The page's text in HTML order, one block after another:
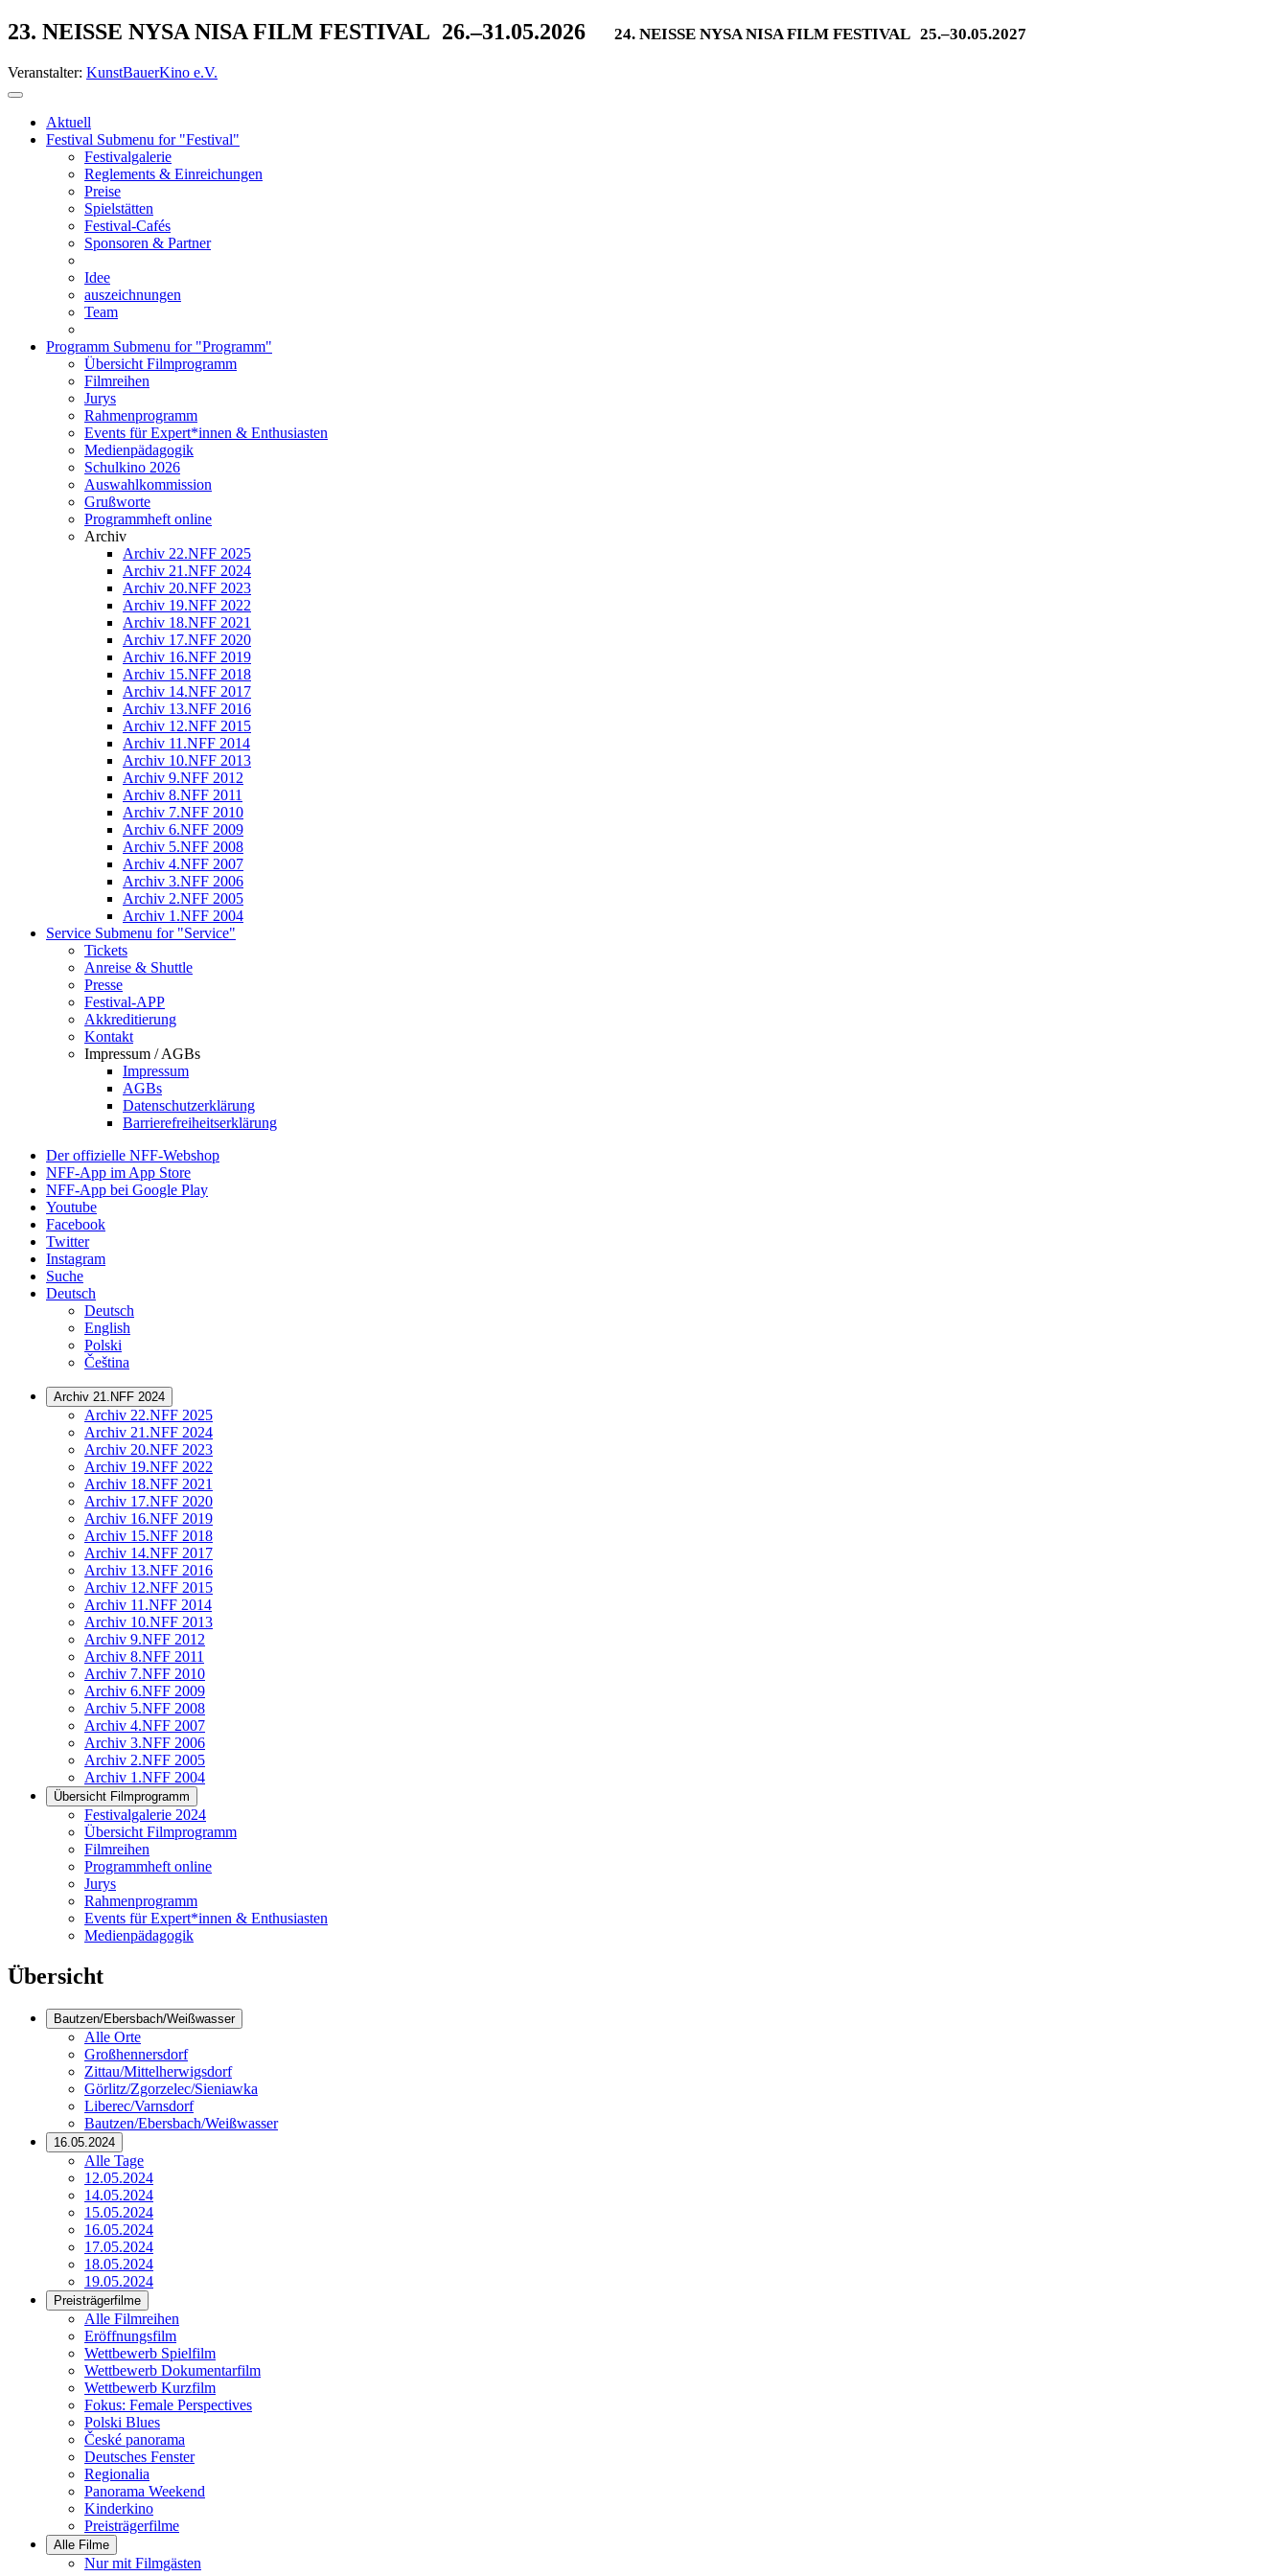
23. NEISSE NYSA NISA FILM FESTIVAL 26.–31.05.2026 24. NEISSE NYSA NISA FILM FESTIVAL 25.–30.05.2027
Veranstalter: KunstBauerKino e.V.
Aktuell
Festival Submenu for "Festival"
Festivalgalerie
Reglements & Einreichungen
Preise
Spielstätten
Festival-Cafés
Sponsoren & Partner
Idee
auszeichnungen
Team
Programm Submenu for "Programm"
Übersicht Filmprogramm
Filmreihen
Jurys
Rahmenprogramm
Events für Expert*innen & Enthusiasten
Medienpädagogik
Schulkino 2026
Auswahlkommission
Grußworte
Programmheft online
Archiv
Archiv 22.NFF 2025
Archiv 21.NFF 2024
Archiv 20.NFF 2023
Archiv 19.NFF 2022
Archiv 18.NFF 2021
Archiv 17.NFF 2020
Archiv 16.NFF 2019
Archiv 15.NFF 2018
Archiv 14.NFF 2017
Archiv 13.NFF 2016
Archiv 12.NFF 2015
Archiv 11.NFF 2014
Archiv 10.NFF 2013
Archiv 9.NFF 2012
Archiv 8.NFF 2011
Archiv 7.NFF 2010
Archiv 6.NFF 2009
Archiv 5.NFF 2008
Archiv 4.NFF 2007
Archiv 3.NFF 2006
Archiv 2.NFF 2005
Archiv 1.NFF 2004
Service Submenu for "Service"
Tickets
Anreise & Shuttle
Presse
Festival-APP
Akkreditierung
Kontakt
Impressum / AGBs
Impressum
AGBs
Datenschutzerklärung
Barrierefreiheitserklärung
Der offizielle NFF-Webshop
NFF-App im App Store
NFF-App bei Google Play
Youtube
Facebook
Twitter
Instagram
Suche
Deutsch
Deutsch
English
Polski
Čeština
Archiv 21.NFF 2024
Archiv 22.NFF 2025
Archiv 21.NFF 2024
Archiv 20.NFF 2023
Archiv 19.NFF 2022
Archiv 18.NFF 2021
Archiv 17.NFF 2020
Archiv 16.NFF 2019
Archiv 15.NFF 2018
Archiv 14.NFF 2017
Archiv 13.NFF 2016
Archiv 12.NFF 2015
Archiv 11.NFF 2014
Archiv 10.NFF 2013
Archiv 9.NFF 2012
Archiv 8.NFF 2011
Archiv 7.NFF 2010
Archiv 6.NFF 2009
Archiv 5.NFF 2008
Archiv 4.NFF 2007
Archiv 3.NFF 2006
Archiv 2.NFF 2005
Archiv 1.NFF 2004
Übersicht Filmprogramm
Festivalgalerie 2024
Übersicht Filmprogramm
Filmreihen
Programmheft online
Jurys
Rahmenprogramm
Events für Expert*innen & Enthusiasten
Medienpädagogik
Übersicht
Bautzen/Ebersbach/Weißwasser
Alle Orte
Großhennersdorf
Zittau/Mittelherwigsdorf
Görlitz/Zgorzelec/Sieniawka
Liberec/Varnsdorf
Bautzen/Ebersbach/Weißwasser
16.05.2024
Alle Tage
12.05.2024
14.05.2024
15.05.2024
16.05.2024
17.05.2024
18.05.2024
19.05.2024
Preisträgerfilme
Alle Filmreihen
Eröffnungsfilm
Wettbewerb Spielfilm
Wettbewerb Dokumentarfilm
Wettbewerb Kurzfilm
Fokus: Female Perspectives
Polski Blues
České panorama
Deutsches Fenster
Regionalia
Panorama Weekend
Kinderkino
Preisträgerfilme
Alle Filme
Nur mit Filmgästen